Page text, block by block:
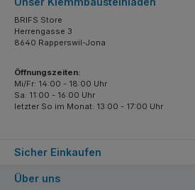
Sicher Einkaufen
BRIFS Store
Herrengasse 3
8640 Rapperswil-Jona
Öffnungszeiten:
Mi/Fr: 14:00 - 18:00 Uhr
Sa: 11:00 - 16:00 Uhr
letzter So im Monat: 13:00 - 17:00 Uhr
Über uns